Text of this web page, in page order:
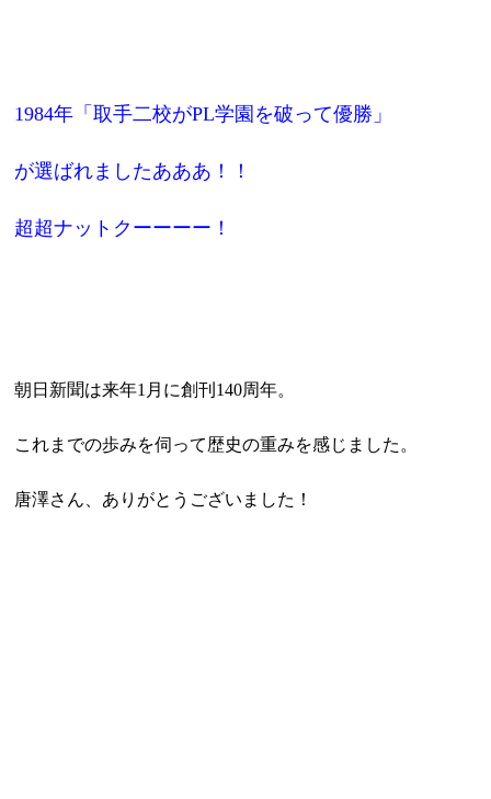
1984年「取手二校がPL学園を破って優勝」
が選ばれましたあああ！！
超超ナットクーーーー！
朝日新聞は来年1月に創刊140周年。
これまでの歩みを伺って歴史の重みを感じました。
唐澤さん、ありがとうございました！